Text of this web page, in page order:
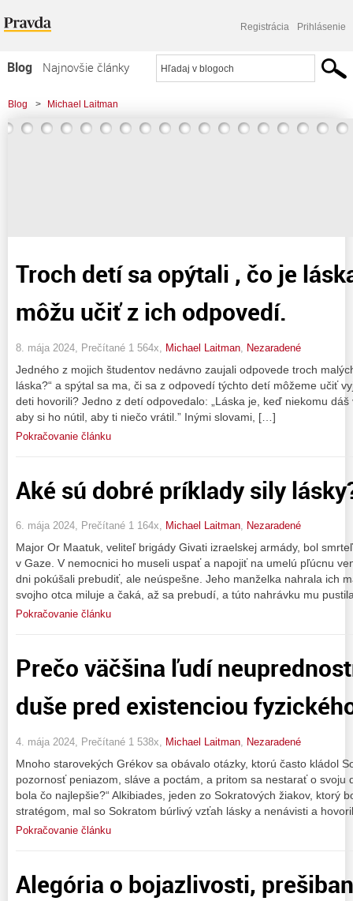
Registrácia Prihlásenie
Blog
Najnovšie články
Najčítanejšie články
Najkomentovanejšie články
Blog > Michael Laitman
Troch detí sa opýtali , čo je
môžu učiť z ich odpovedí.
8. mája 2024, Prečítané 1 564x, Michael Laitman Nezaradené
Jedného z mojich študentov nedávno zaujali odpovede troch
láska?“ a spýtal sa ma, či sa z odpovedí týchto detí môžeme učiť
deti hovorili? Jedno z detí odpovedalo: „Láska je, keď niekomu
aby si ho nútil, aby ti niečo vrátil.” Inými slovami, […]
Pokračovanie článku
Aké sú dobré príklady sily
6. mája 2024, Prečítané 1 164x, Michael Laitman, Nezaradené
Major Or Maatuk, veliteľ brigády Givati izraelskej armády, bol
v Gaze. V nemocnici ho museli uspať a napojiť na umelú pľúcnu
dni pokúšali prebudiť, ale neúspešne. Jeho manželka nahrala ich
svojho otca miluje a čaká, až sa prebudí, a túto nahrávku mu
Pokračovanie článku
Prečo väčšina ľudí
duše pred existenciou
4. mája 2024, Prečítané 1 538x, Michael Laitman Nezaradené
Mnoho starovekých Grékov sa obávalo otázky, ktorú často kládol
pozornosť peniazom, sláve a poctám, a pritom sa nestarať o svoju
bola čo najlepšie?“ Alkibiades, jeden zo Sokratových žiakov, ktorý
stratégom, mal so Sokratom búrlivý vzťah lásky a nenávisti a
Pokračovanie článku
Alegória o bojazlivosti,